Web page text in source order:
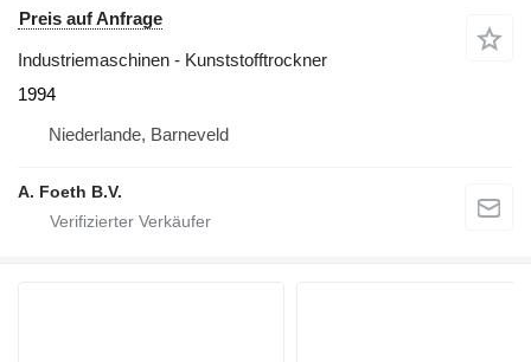
Preis auf Anfrage
Industriemaschinen - Kunststofftrockner
1994
Niederlande, Barneveld
A. Foeth B.V.